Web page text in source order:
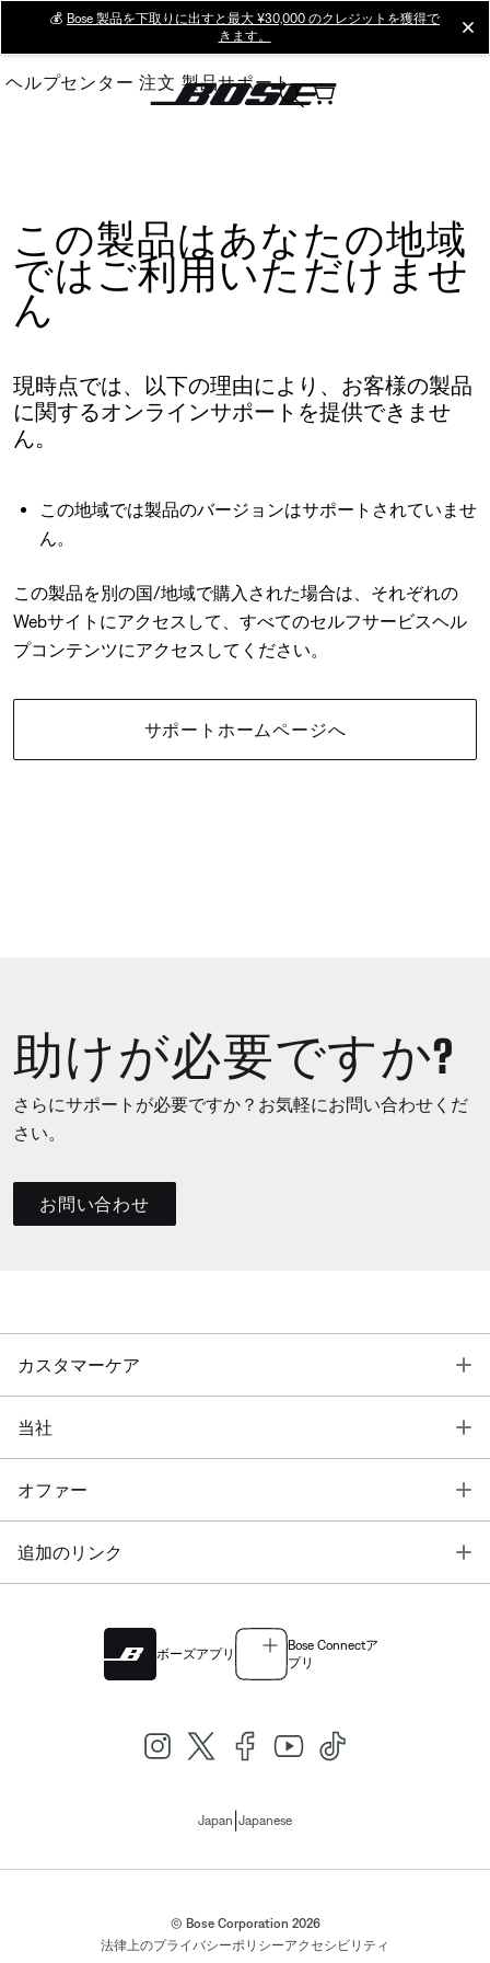
Main
💰 Bose 製品を下取りに出すと最大 ¥30,000 のクレジットを獲得で
きます。
ヘルプセンター 注文 製品サポート
この製品はあなたの地域
ではご利用いただけませ
ん
現時点では、以下の理由により、お客様の製品
に関するオンラインサポートを提供できませ
ん。
この地域では製品のバージョンはサポートされていませ
ん。
この製品を別の国/地域で購入された場合は、それぞれの
Webサイトにアクセスして、すべてのセルフサービスヘル
プコンテンツにアクセスしてください。
サポートホームページへ
助けが必要ですか?
さらにサポートが必要ですか？お気軽にお問い合わせくだ
さい。
お問い合わせ
カスタマーケア
当社
オファー
追加のリンク
ボーズアプリ
Bose Connectア
プリ
Japan Japanese
© Bose Corporation 2026
法律上のプライバシーポリシーアクセシビリティ